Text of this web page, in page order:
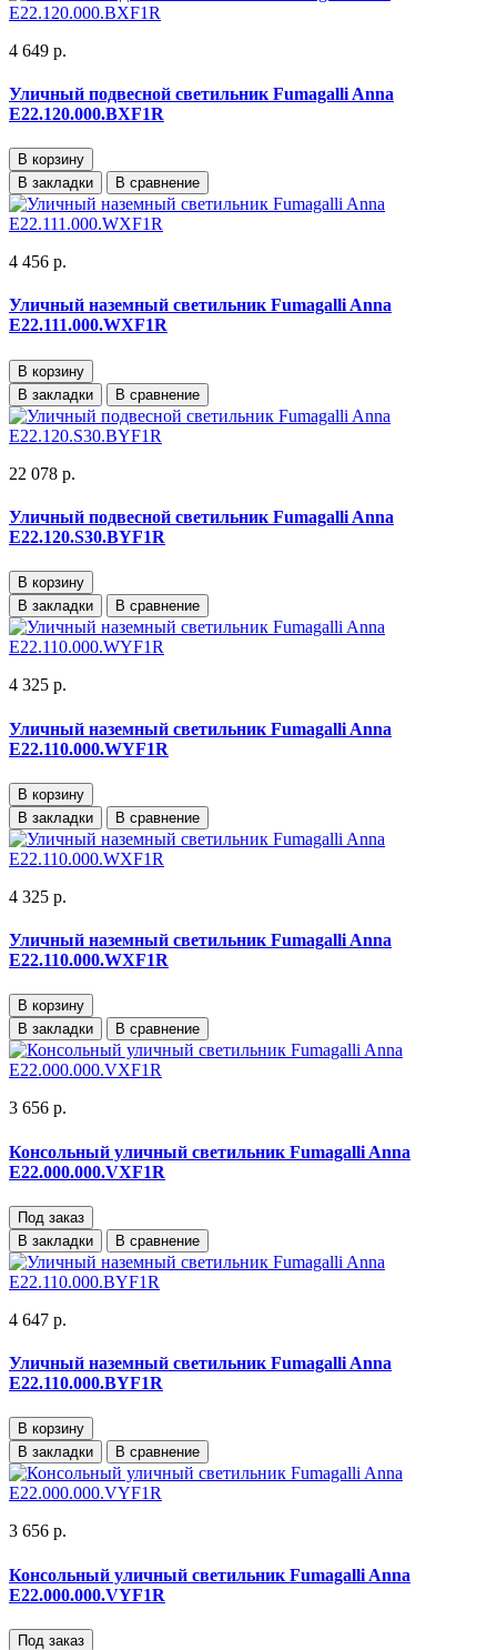
4 649 р.
Уличный подвесной светильник Fumagalli Anna
E22.120.000.BXF1R
В корзину
В закладки
В сравнение
4 456 р.
Уличный наземный светильник Fumagalli Anna
E22.111.000.WXF1R
В корзину
В закладки
В сравнение
22 078 р.
Уличный подвесной светильник Fumagalli Anna
E22.120.S30.BYF1R
В корзину
В закладки
В сравнение
4 325 р.
Уличный наземный светильник Fumagalli Anna
E22.110.000.WYF1R
В корзину
В закладки
В сравнение
4 325 р.
Уличный наземный светильник Fumagalli Anna
E22.110.000.WXF1R
В корзину
В закладки
В сравнение
3 656 р.
Консольный уличный светильник Fumagalli Anna
E22.000.000.VXF1R
Под заказ
В закладки
В сравнение
4 647 р.
Уличный наземный светильник Fumagalli Anna
E22.110.000.BYF1R
В корзину
В закладки
В сравнение
3 656 р.
Консольный уличный светильник Fumagalli Anna
E22.000.000.VYF1R
Под заказ